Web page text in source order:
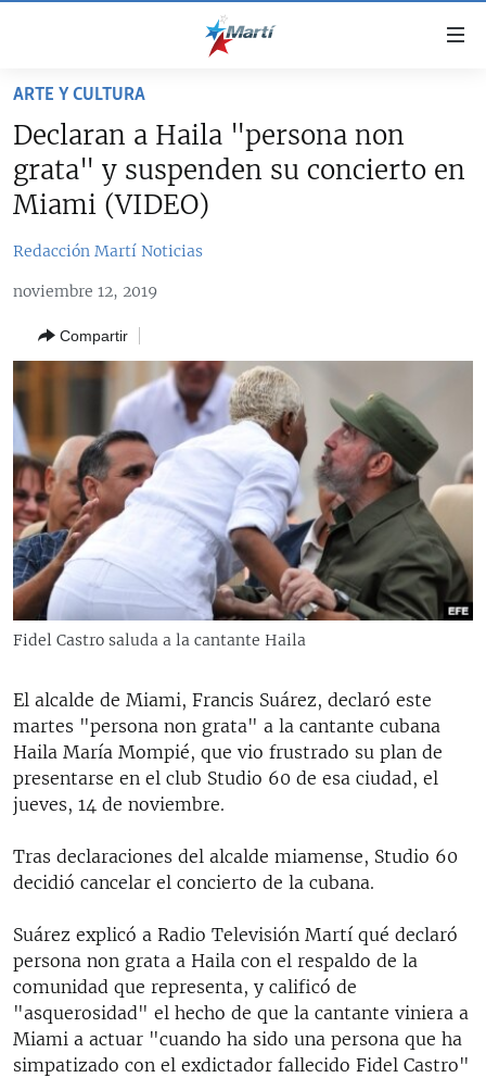
accesibilidad
contenido
principal
navegación
principal
la
búsqueda
CUBA
SOBRE CUBA
ESTADOS UNIDOS
DEPORTES
ARTE Y ENTRETENIMIENTO
OPINIÓN GRÁFICA
AUDIOVISUALES MARTÍ
RADIO MARTÍ
ESPECIALES
ESPECIALES
LA REALIDAD DE LA VIVIENDA EN CUBA
KENTU-CUBANO
LOS SANTOS DE HIALEAH
DESINFORMACIÓN RUSA EN AMÉRICA LATINA
LA INVASIÓN DE RUSIA A UCRANIA
MULTIMEDIA
EDITORIALES
ARTE Y CULTURA
Declaran a Haila "persona non
grata" y suspenden su concierto en
Miami (VIDEO)
Redacción Martí Noticias
noviembre 12, 2019
Compartir
Fidel Castro saluda a la cantante Haila
El alcalde de Miami, Francis Suárez, declaró este
martes "persona non grata" a la cantante cubana
Haila María Mompié, que vio frustrado su plan de
presentarse en el club Studio 60 de esa ciudad, el
jueves, 14 de noviembre.
Tras declaraciones del alcalde miamense, Studio 60
decidió cancelar el concierto de la cubana.
Suárez explicó a Radio Televisión Martí qué declaró
persona non grata a Haila con el respaldo de la
comunidad que representa, y calificó de
"asquerosidad" el hecho de que la cantante viniera a
Miami a actuar "cuando ha sido una persona que ha
simpatizado con el exdictador fallecido Fidel Castro"